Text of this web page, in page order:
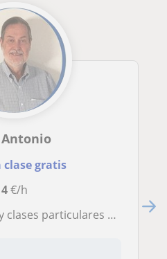
Antonio
clase gratis
€/h
a estudiantes de primaria y de la ESO